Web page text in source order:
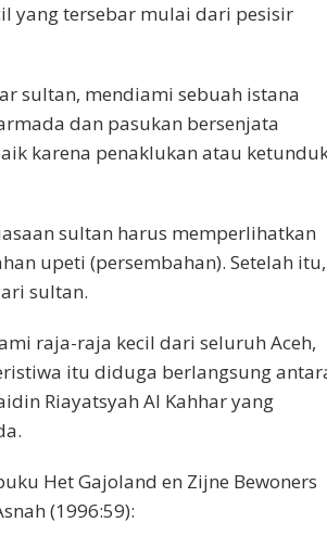
yang tersebar mulai dari pesisir
sultan, mendiami sebuah istana
dan pasukan bersenjata
karena penaklukan atau
sultan harus memperlihatkan
upeti (persembahan). Setelah itu,
sultan.
raja-raja kecil dari seluruh Aceh,
itu diduga berlangsung
Riayatsyah Al Kahhar yang
Het Gajoland en Zijne Bewoners
(1996:59):